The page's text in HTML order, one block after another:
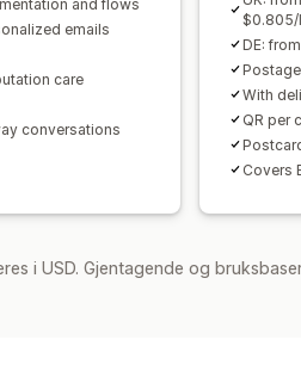
and flows
emails
care
conversations
$0.805/
DE:
With
QR per
Covers
i USD. Gjentagende og